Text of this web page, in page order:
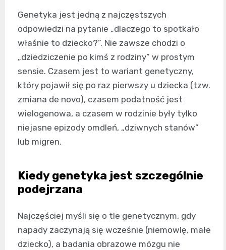
Genetyka jest jedną z najczęstszych
odpowiedzi na pytanie „dlaczego to spotkało
właśnie to dziecko?”. Nie zawsze chodzi o
„dziedziczenie po kimś z rodziny” w prostym
sensie. Czasem jest to wariant genetyczny,
który pojawił się po raz pierwszy u dziecka (tzw.
zmiana de novo), czasem podatność jest
wielogenowa, a czasem w rodzinie były tylko
niejasne epizody omdleń, „dziwnych stanów”
lub migren.
Kiedy genetyka jest szczególnie
podejrzana
Najczęściej myśli się o tle genetycznym, gdy
napady zaczynają się wcześnie (niemowlę, małe
dziecko), a badania obrazowe mózgu nie